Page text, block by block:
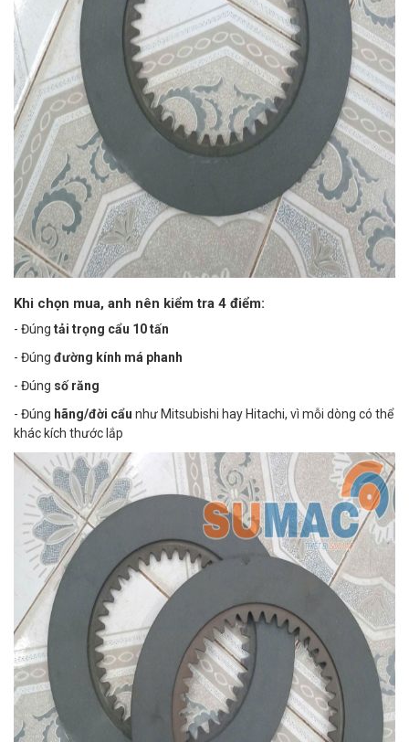
Khi chọn mua, anh nên kiểm tra 4 điểm:
- Đúng tải trọng cẩu 10 tấn
- Đúng đường kính má phanh
- Đúng số răng
- Đúng hãng/đời cẩu như Mitsubishi hay Hitachi, vì mỗi dòng có thể
khác kích thước lắp